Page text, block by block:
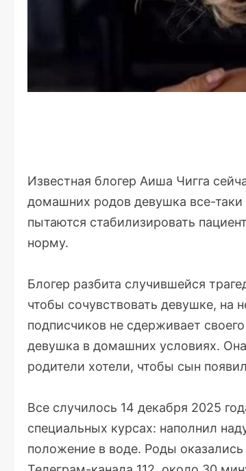
Известная блогер Аиша Чигга
домашних родов девушка все-
пытаются стабилизировать
норму.
Блогер разбита случившейся
чтобы сочувствовать девушке, на
подписчиков не сдерживает
девушка в домашних условиях.
родители хотели, чтобы сын
Все случилось 14 декабря 2025
специальных курсах: наполнил
положение в воде. Роды